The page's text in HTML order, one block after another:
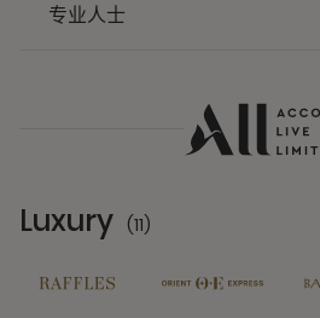
专业人士
Luxury (11)